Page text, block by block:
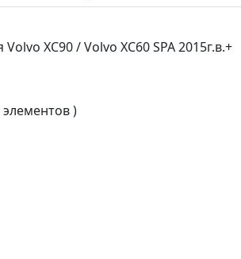
XC90 / Volvo XC60 SPA 2015г.в.+
)